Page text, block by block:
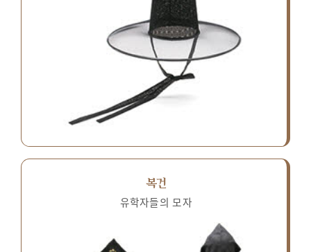
복건
유학자들의 모자